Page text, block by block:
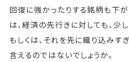
回復に強かったりする銘柄も下が
は、経済の先行きに対しても、少
もしくは、それを先に織り込みす
言えるのではないでしょうか。